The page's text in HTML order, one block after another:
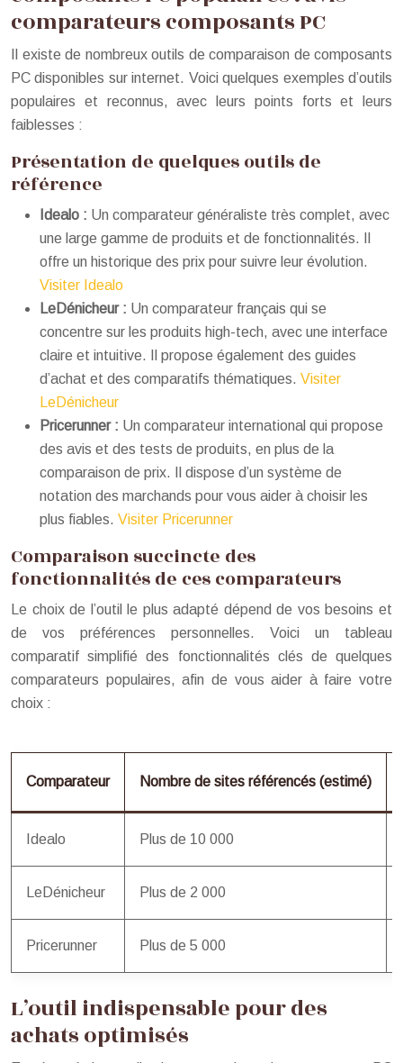
comparateurs composants PC
Il existe de nombreux outils de comparaison de composants
PC disponibles sur internet. Voici quelques exemples d’outils
populaires et reconnus, avec leurs points forts et leurs
faiblesses :
Présentation de quelques outils de
référence
Idealo : Un comparateur généraliste très complet, avec
une large gamme de produits et de fonctionnalités. Il
offre un historique des prix pour suivre leur évolution.
Visiter Idealo
LeDénicheur : Un comparateur français qui se
concentre sur les produits high-tech, avec une interface
claire et intuitive. Il propose également des guides
d’achat et des comparatifs thématiques. Visiter
LeDénicheur
Pricerunner : Un comparateur international qui propose
des avis et des tests de produits, en plus de la
comparaison de prix. Il dispose d’un système de
notation des marchands pour vous aider à choisir les
plus fiables. Visiter Pricerunner
Comparaison succincte des
fonctionnalités de ces comparateurs
Le choix de l’outil le plus adapté dépend de vos besoins et
de vos préférences personnelles. Voici un tableau
comparatif simplifié des fonctionnalités clés de quelques
comparateurs populaires, afin de vous aider à faire votre
choix :
Comparateur Nombre de sites référencés (estimé)
Idealo Plus de 10 000
LeDénicheur Plus de 2 000
Pricerunner Plus de 5 000
L’outil indispensable pour des
achats optimisés